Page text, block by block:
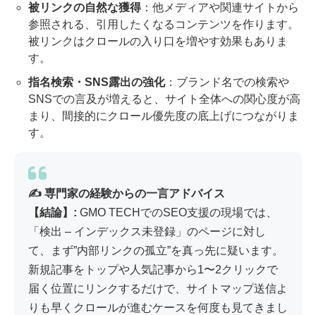
被リンクの自然な獲得：他メディアや関連サイトから
参照される、引用したくなるコンテンツを作ります。
被リンクはクロールの入り口を増やす効果もありま
す。
指名検索・SNS露出の強化：ブランド名での検索や
SNSでの言及が増えると、サイト全体への関心度が高
まり、間接的にクロール優先度の底上げにつながりま
す。
✍️ 専門家の経験からの一言アドバイス
【結論】: GMO TECHでのSEO支援の現場では、
「検出 – インデックス未登録」のページに対し
て、まず”内部リンクの孤立”を真っ先に疑います。
新規記事をトップや人気記事から1〜2クリックで
届く位置にリンクするだけで、サイトマップ送信よ
りも早くクロールが進むケースを何度も見てきまし